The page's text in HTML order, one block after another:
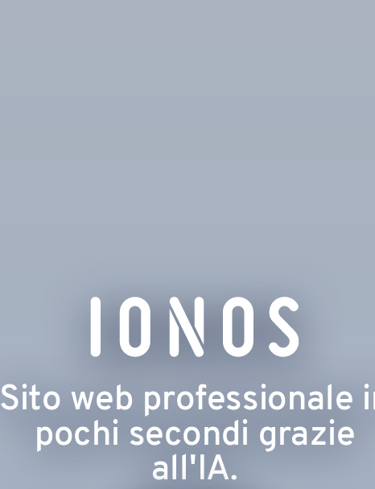
Sito web professionale
pochi secondi grazie
all'IA.